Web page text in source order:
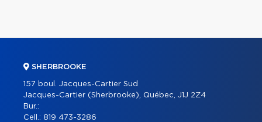
SHERBROOKE
157 boul. Jacques-Cartier Sud
Jacques-Cartier (Sherbrooke), Québec, J1J 2Z4
Bur.:
Cell.: 819 473-3286